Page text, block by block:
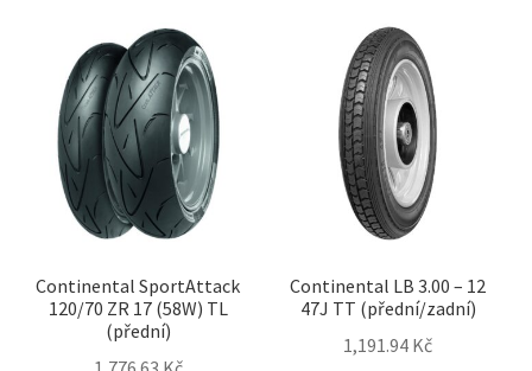
Continental SportAttack
120/70 ZR 17 (58W) TL
(přední)
Continental LB 3.00 – 12
47J TT (přední/zadní)
1,191.94 Kč